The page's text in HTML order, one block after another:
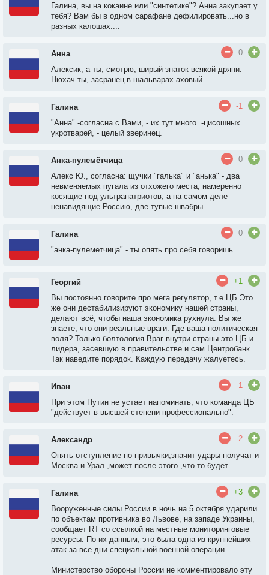
Галина, вы на кокаине или "синтетике"? Анна закупает у
тебя? Вам бы в одном сарафане дефилировать...но в
разных калошах....
Анна
0
Алексик, а ты, смотрю, ширый знаток всякой дряни.
Нюхач ты, засранец в шальварах аховый...
Галина
-1
"Анна" -согласна с Вами, - их тут много. -цисошных
укротварей, - целый зверинец.
Анка-пулемётчица
0
Алекс Ю., согласна: щучки "галька" и "анька" - два
невменяемых пугала из отхожего места, намеренно
косящие под ультрапатриотов, а на самом деле
ненавидящие Россию, две тупые швабры
Галина
0
"анка-пулеметчица" - ты опять про себя говоришь.
Георгий
+1
Вы постоянно говорите про мега регулятор, т.е.ЦБ.Это
же они дестабилизируют экономику нашей страны,
делают всё, чтобы наша экономика рухнула. Вы же
знаете, что они реальные враги. Где ваша политическая
воля? Только болтология.Враг внутри страны-это ЦБ и
лидера, засевшую в правительстве и сам Центробанк.
Так наведите порядок. Каждую передачу жалуетесь.
Иван
-1
При этом Путин не устает напоминать, что команда ЦБ
"действует в высшей степени профессионально".
Александр
-2
Опять отступление по привычки,значит удары получат и
Москва и Урал ,может после этого ,что то будет .
Галина
+3
Вооруженные силы России в ночь на 5 октября ударили
по объектам противника во Львове, на западе Украины,
сообщает RT со ссылкой на местные мониторинговые
ресурсы. По их данным, это была одна из крупнейших
атак за все дни специальной военной операции.
Министерство обороны России не комментировало эту